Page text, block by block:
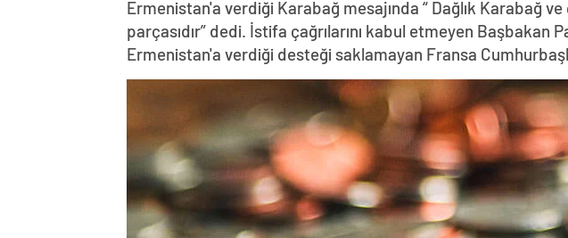
Ermenistan'a verdiği Karabağ mesajında “ Dağlık Karabağ
parçasıdır” dedi. İstifa çağrılarını kabul etmeyen
Ermenistan'a verdiği desteği saklamayan Fransa